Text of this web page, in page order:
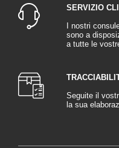
SERVIZIO
I nostri
sono a
a tutte le
Seguite il
la sua